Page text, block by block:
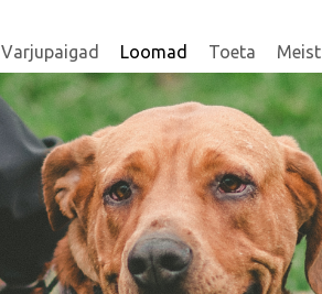
Varjupaigad Loomad Toeta Meist